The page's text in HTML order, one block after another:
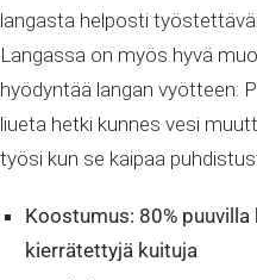
langasta helposti
Langassa on myös hyvä
hyödyntää langan vyötteen:
liueta hetki kunnes vesi
työsi kun se kaipaa
Koostumus: 80%
kierrätettyjä kuituja